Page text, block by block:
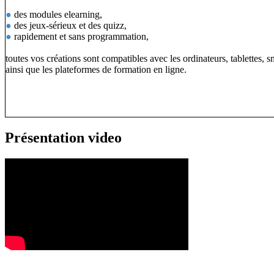
● des modules elearning,
● des jeux-sérieux et des quizz,
● rapidement et sans programmation,
toutes vos créations sont compatibles avec les ordinateurs, tablettes,
ainsi que les plateformes de formation en ligne.
Présentation video